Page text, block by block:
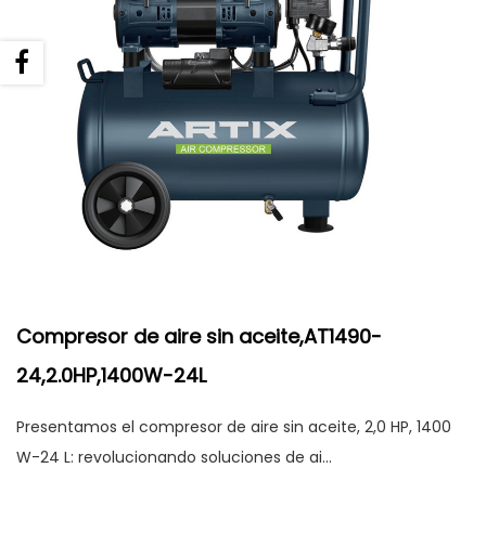
Compresor de aire sin aceite,AT1490-
24,2.0HP,1400W-24L
Presentamos el compresor de aire sin aceite, 2,0 HP, 1400
W-24 L: revolucionando soluciones de ai...